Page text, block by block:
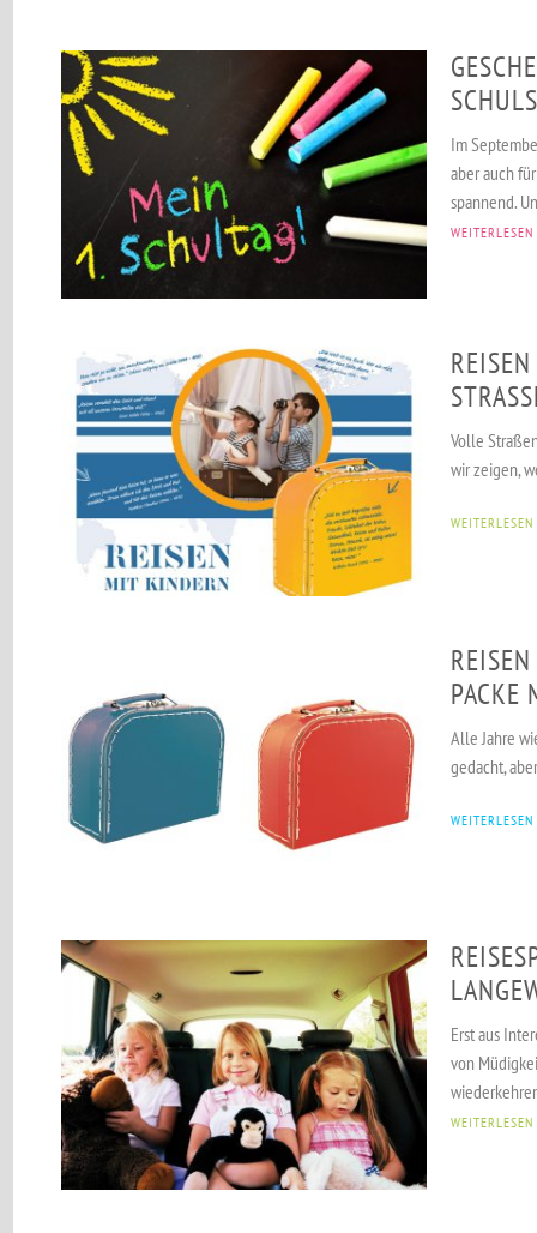
Im
aber auch
spannend.
WEITERLESEN
Volle
wir zeigen,
WEITERLESEN
PACKE
Alle Jahre
gedacht,
WEITERLESEN
Erst aus
von
WEITERLESEN